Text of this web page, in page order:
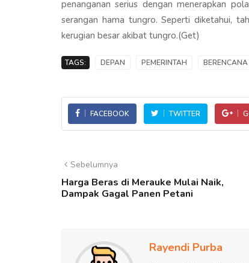
penanganan serius dengan menerapkan
serangan hama tungro. Seperti diketahui,
kerugian besar akibat tungro.(Get)
TAGS: DEPAN PEMERINTAH BERENCANA
FACEBOOK TWITTER
Sebelumnya
Harga Beras di Merauke Mulai Naik,
Dampak Gagal Panen Petani
Rayendi Purba